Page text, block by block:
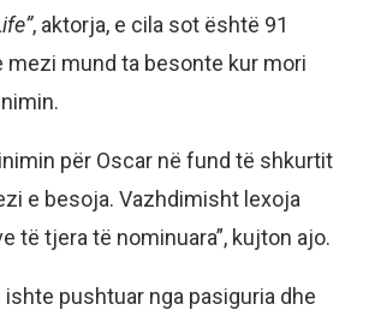
, aktorja, e cila sot është 91
mezi mund ta besonte kur mori
për Oscar në fund të shkurtit
e besoja. Vazhdimisht lexoja
të tjera të nominuara”, kujton ajo.
ishte pushtuar nga pasiguria dhe